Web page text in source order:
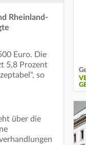
Rheinland-
Euro. Die
5,8 Prozent
so
über die